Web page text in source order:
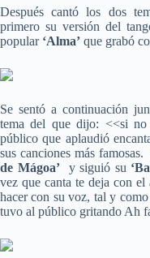
Después cantó los dos
primero su versión del
popular ‘Alma’ que grabó
Se sentó a continuación
tema del que dijo: <<si no
público que aplaudió
sus canciones más
de Mágoa’y siguió su
vez que canta te deja con
hacer con su voz, tal y
tuvo al público gritando Ah